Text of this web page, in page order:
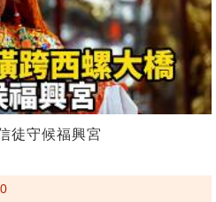
徒守候福興宮